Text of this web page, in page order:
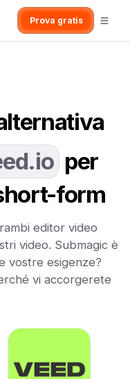
Prova gratis
per
form
editor video
video. Submagic è
vostre esigenze?
vi accorgerete